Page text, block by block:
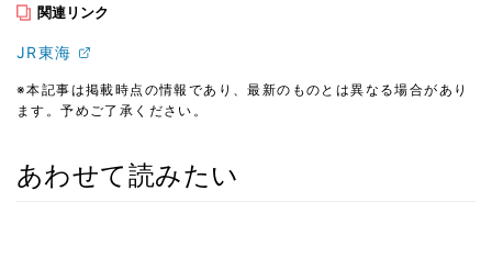
関連リンク
JR東海
※本記事は掲載時点の情報であり、最新のものとは異なる場合があり
ます。予めご了承ください。
あわせて読みたい